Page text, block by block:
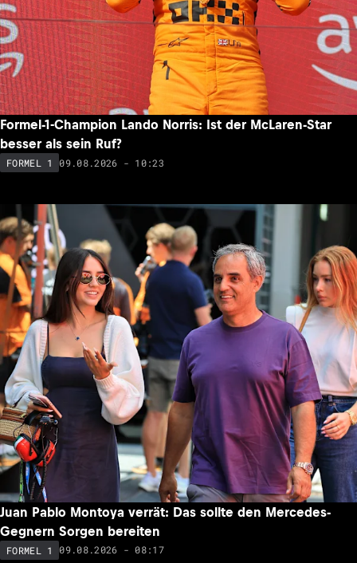
Formel-1-Champion Lando Norris: Ist der McLaren-Star
besser als sein Ruf?
FORMEL 1 09.08.2026 - 10:23
Juan Pablo Montoya verrät: Das sollte den Mercedes-
Gegnern Sorgen bereiten
FORMEL 1 09.08.2026 - 08:17